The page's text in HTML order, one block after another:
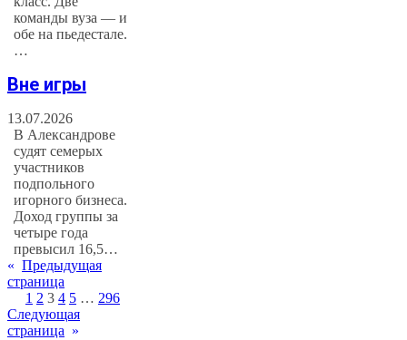
команды вуза — и
обе на пьедестале.
…
Вне игры
13.07.2026
В Александрове
судят семерых
участников
подпольного
игорного бизнеса.
Доход группы за
четыре года
превысил 16,5…
« Предыдущая
страница
1 2 3 4 5 … 296
Следующая
страница »